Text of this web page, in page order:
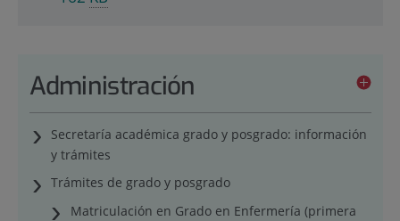
Administración
Secretaría académica grado y posgrado: información
y trámites
Trámites de grado y posgrado
Matriculación en Grado en Enfermería (primera